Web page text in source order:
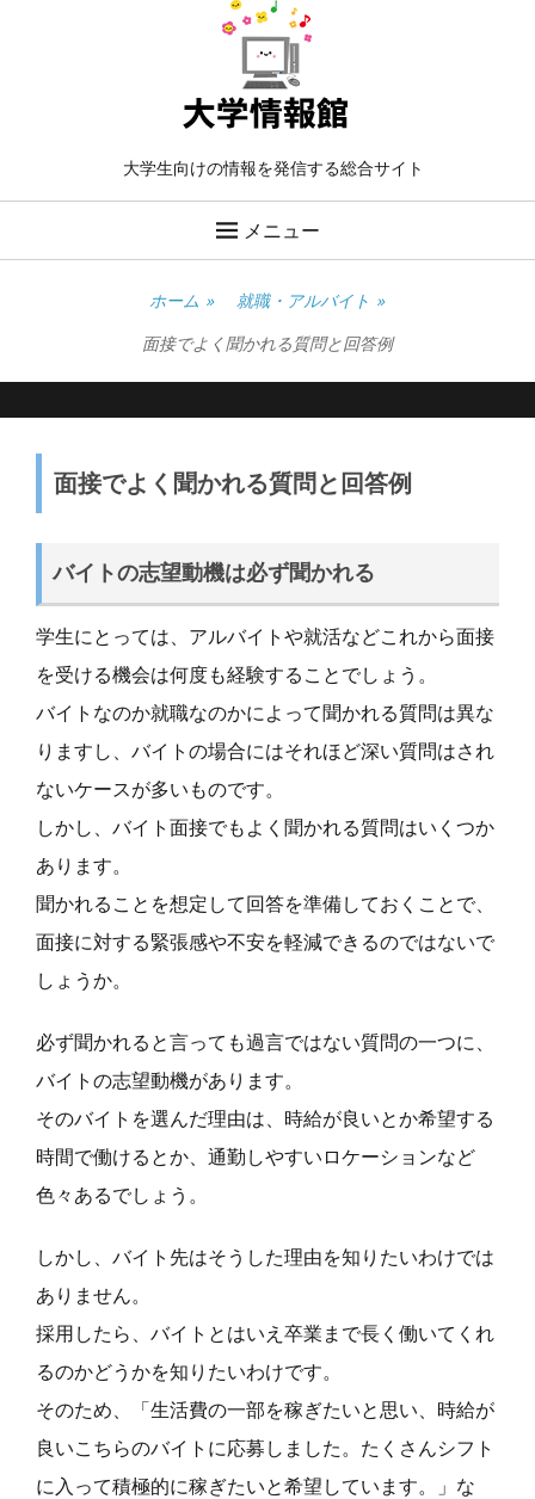
大学生向けの情報を発信する総合サイト
メニュー
ホーム » 就職・アルバイト »
面接でよく聞かれる質問と回答例
面接でよく聞かれる質問と回答例
バイトの志望動機は必ず聞かれる
学生にとっては、アルバイトや就活などこれから面接
を受ける機会は何度も経験することでしょう。
バイトなのか就職なのかによって聞かれる質問は異な
りますし、バイトの場合にはそれほど深い質問はされ
ないケースが多いものです。
しかし、バイト面接でもよく聞かれる質問はいくつか
あります。
聞かれることを想定して回答を準備しておくことで、
面接に対する緊張感や不安を軽減できるのではないで
しょうか。
必ず聞かれると言っても過言ではない質問の一つに、
バイトの志望動機があります。
そのバイトを選んだ理由は、時給が良いとか希望する
時間で働けるとか、通勤しやすいロケーションなど
色々あるでしょう。
しかし、バイト先はそうした理由を知りたいわけでは
ありません。
採用したら、バイトとはいえ卒業まで長く働いてくれ
るのかどうかを知りたいわけです。
そのため、「生活費の一部を稼ぎたいと思い、時給が
良いこちらのバイトに応募しました。たくさんシフト
に入って積極的に稼ぎたいと希望しています。」な